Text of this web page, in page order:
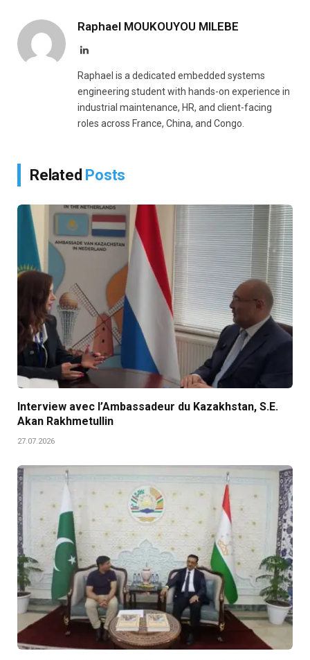
Raphael MOUKOUYOU MILEBE
LinkedIn
Raphael is a dedicated embedded systems
engineering student with hands-on experience in
industrial maintenance, HR, and client-facing
roles across France, China, and Congo.
Related Posts
Interview avec l’Ambassadeur du Kazakhstan, S.E.
Akan Rakhmetullin
27.07.2026